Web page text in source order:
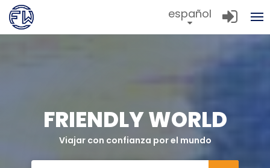
español
FRIENDLY WORLD
Viajar con confianza por el mundo